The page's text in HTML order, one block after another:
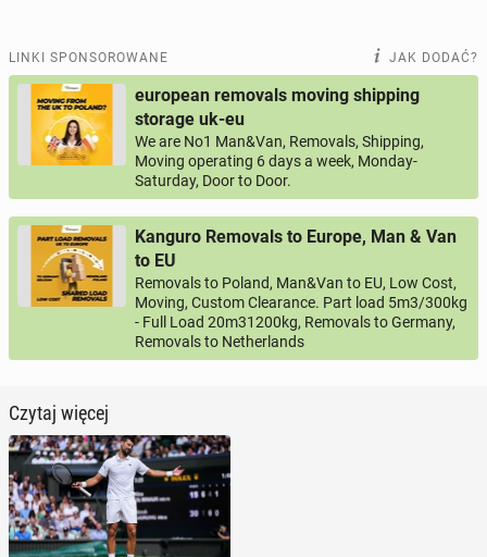
LINKI SPONSOROWANE JAK DODAĆ?
european removals moving shipping
storage uk-eu
We are No1 Man&Van, Removals, Shipping,
Moving operating 6 days a week, Monday-
Saturday, Door to Door.
Kanguro Removals to Europe, Man & Van
to EU
Removals to Poland, Man&Van to EU, Low Cost,
Moving, Custom Clearance. Part load 5m3/300kg
- Full Load 20m31200kg, Removals to Germany,
Removals to Netherlands
Czytaj więcej